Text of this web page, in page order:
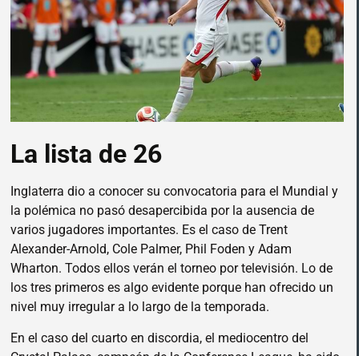
La lista de 26
Inglaterra dio a conocer su convocatoria para el Mundial y
la polémica no pasó desapercibida por la ausencia de
varios jugadores importantes. Es el caso de Trent
Alexander-Arnold, Cole Palmer, Phil Foden y Adam
Wharton. Todos ellos verán el torneo por televisión. Lo de
los tres primeros es algo evidente porque han ofrecido un
nivel muy irregular a lo largo de la temporada.
En el caso del cuarto en discordia, el mediocentro del